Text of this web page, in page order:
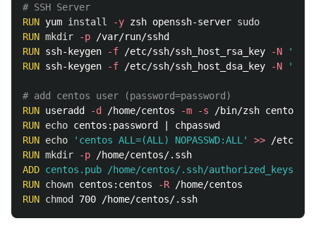
# SSH Server
RUN yum install -y zsh openssh-server sudo
RUN mkdir -p
RUN ssh-keygen -f /etc/ssh/ssh_host_rsa_key -N ''
RUN ssh-keygen -f /etc/ssh/ssh_host_dsa_key -N ''
# add centos user (password=password)
RUN useradd -d /home/centos -m -s
RUN echo
RUN echo 'centos ALL=(ALL) NOPASSWD:ALL'
>>
RUN mkdir -p
ADD centos.pub /home/centos/.ssh/authorized_keys
RUN chown centos:centos -R
RUN chmod